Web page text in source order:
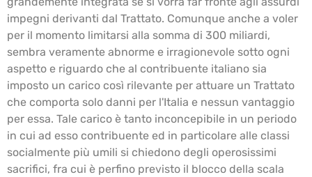
impegni derivanti dal Trattato. Comunque anche a voler
per il momento limitarsi alla somma di 300 miliardi,
sembra veramente abnorme e irragionevole sotto ogni
aspetto e riguardo che al contribuente italiano sia
imposto un carico così rilevante per attuare un Trattato
che comporta solo danni per l'Italia e nessun vantaggio
per essa. Tale carico è tanto inconcepibile in un periodo
in cui ad esso contribuente ed in particolare alle classi
socialmente più umili si chiedono degli operosissimi
sacrifici, fra cui è perfino previsto il blocco della scala